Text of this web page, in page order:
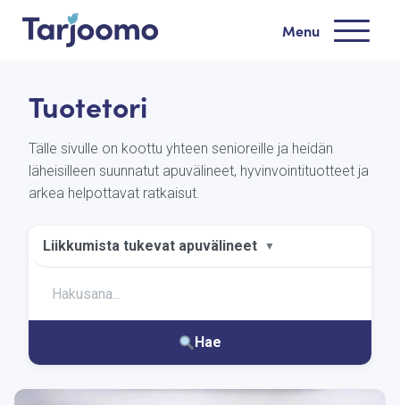
Siirry sisältöön
Menu
Tuotetori
Tälle sivulle on koottu yhteen senioreille ja heidän
läheisilleen suunnatut apuvälineet, hyvinvointituotteet ja
arkea helpottavat ratkaisut.
Liikkumista tukevat apuvälineet ▼
Hae